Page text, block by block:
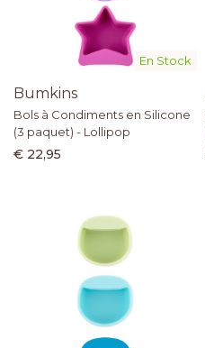
En Stock
Bumkins
Bols à Condiments en Silicone
(3 paquet) - Lollipop
€ 22,95